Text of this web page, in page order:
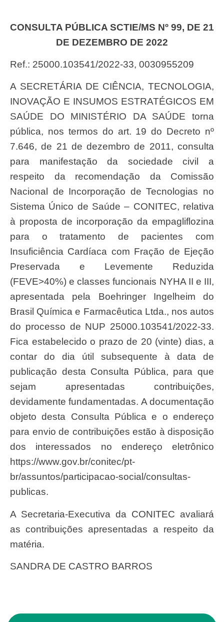
CONSULTA PÚBLICA SCTIE/MS Nº 99, DE 21
DE DEZEMBRO DE 2022
Ref.: 25000.103541/2022-33, 0030955209
A SECRETÁRIA DE CIÊNCIA, TECNOLOGIA,
INOVAÇÃO E INSUMOS ESTRATÉGICOS EM
SAÚDE DO MINISTÉRIO DA SAÚDE torna
pública, nos termos do art. 19 do Decreto nº
7.646, de 21 de dezembro de 2011, consulta
para manifestação da sociedade civil a
respeito da recomendação da Comissão
Nacional de Incorporação de Tecnologias no
Sistema Único de Saúde – CONITEC, relativa
à proposta de incorporação da empagliflozina
para o tratamento de pacientes com
Insuficiência Cardíaca com Fração de Ejeção
Preservada e Levemente Reduzida
(FEVE>40%) e classes funcionais NYHA II e III,
apresentada pela Boehringer Ingelheim do
Brasil Química e Farmacêutica Ltda., nos autos
do processo de NUP 25000.103541/2022-33.
Fica estabelecido o prazo de 20 (vinte) dias, a
contar do dia útil subsequente à data de
publicação desta Consulta Pública, para que
sejam apresentadas contribuições,
devidamente fundamentadas. A documentação
objeto desta Consulta Pública e o endereço
para envio de contribuições estão à disposição
dos interessados no endereço eletrônico
https://www.gov.br/conitec/pt-
br/assuntos/participacao-social/consultas-
publicas.
A Secretaria-Executiva da CONITEC avaliará
as contribuições apresentadas a respeito da
matéria.
SANDRA DE CASTRO BARROS